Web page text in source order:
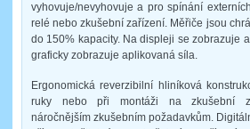
vyhovuje/nevyhovuje a pro spínání
relé nebo zkušební zařízení. Měřiče jsou
do 150% kapacity. Na displeji se zobrazuje
graficky zobrazuje aplikovaná síla.
Ergonomická reverzibilní hliníková
ruky nebo při montáži na zkušební
náročnějším zkušebním požadavkům.